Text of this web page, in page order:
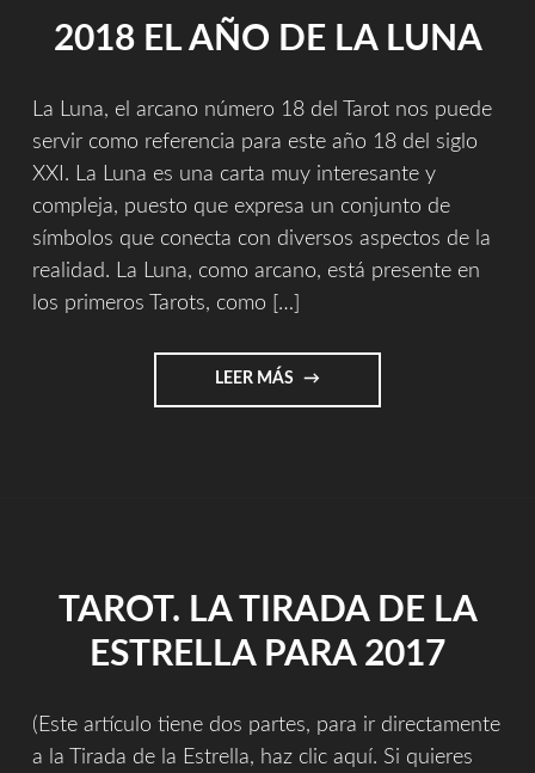
2018 EL AÑO DE LA LUNA
La Luna, el arcano número 18 del Tarot nos puede
servir como referencia para este año 18 del siglo
XXI. La Luna es una carta muy interesante y
compleja, puesto que expresa un conjunto de
símbolos que conecta con diversos aspectos de la
realidad. La Luna, como arcano, está presente en
los primeros Tarots, como […]
LEER MÁS "2018
EL
TAROT. LA TIRADA DE LA
ESTRELLA PARA 2017
(Este artículo tiene dos partes, para ir directamente
a la Tirada de la Estrella, haz clic aquí. Si quieres